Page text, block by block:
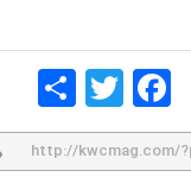
Face
Twitt